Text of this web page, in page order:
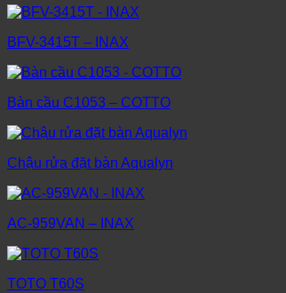
BFV-3415T – INAX
Bàn cầu C1053 – COTTO
Chậu rửa đặt bàn Aqualyn
AC-959VAN – INAX
TOTO T60S